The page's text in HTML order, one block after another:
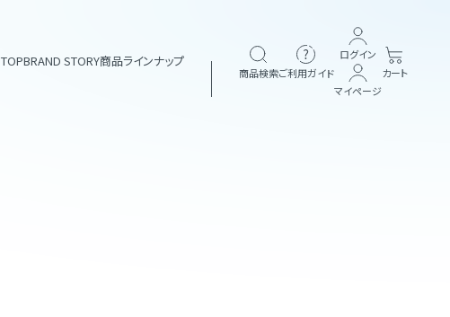
TOPBRAND STORY商品ラインナップ
商品検索ご利用ガイド
ログイン
マイページ
カート